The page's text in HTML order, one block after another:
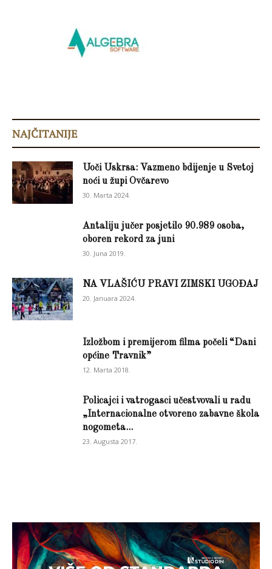
NAJČITANIJE
Uoči Uskrsa: Vazmeno bdijenje u Svetoj
noći u župi Ovčarevo
30. Marta 2024.
Antaliju jučer posjetilo 90.989 osoba,
oboren rekord za juni
30. Juna 2019.
NA VLAŠIĆU PRAVI ZIMSKI UGOĐAJ
20. Januara 2024.
Izložbom i premijerom filma počeli “Dani
općine Travnik”
12. Marta 2018.
Policajci i vatrogasci učestvovali u radu
„Internacionalne otvoreno zabavne škola
nogometa...
23. Augusta 2017.